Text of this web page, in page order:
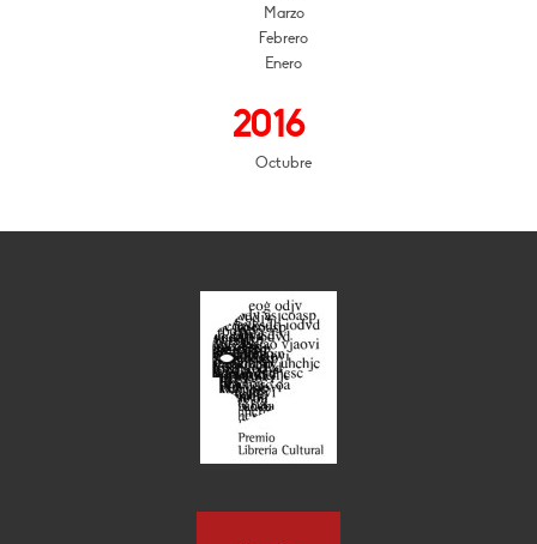
Marzo
Febrero
Enero
2016
Octubre